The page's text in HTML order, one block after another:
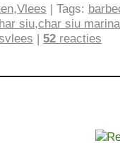
,Vlees | Tags:
siu,char siu
| 52 reacties